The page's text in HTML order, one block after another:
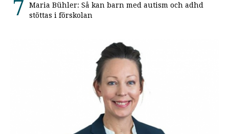
Maria Bühler: Så kan barn med autism och adhd
stöttas i förskolan